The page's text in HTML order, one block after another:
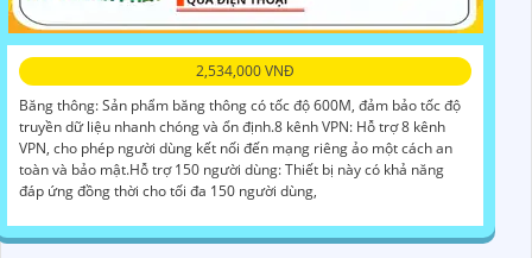
2,534,000 VNĐ
Băng thông: Sản phẩm băng thông có tốc độ 600M, đảm bảo tốc độ
truyền dữ liệu nhanh chóng và ổn định.8 kênh VPN: Hỗ trợ 8 kênh
VPN, cho phép người dùng kết nối đến mạng riêng ảo một cách an
toàn và bảo mật.Hỗ trợ 150 người dùng: Thiết bị này có khả năng
đáp ứng đồng thời cho tối đa 150 người dùng,